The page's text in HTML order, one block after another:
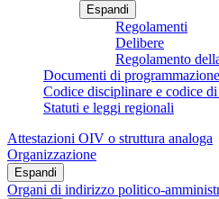
Espandi
Regolamenti
Delibere
Regolamento
Documenti di
Codice disciplinare e codice
Statuti e leggi regionali
Attestazioni OIV o struttura analoga
Organizzazione
Espandi
Organi di indirizzo politico-